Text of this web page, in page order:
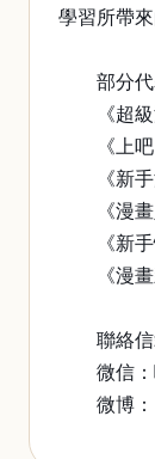
學習所帶來
部分代
《超級
《上吧
《新手
《漫畫
《新手
《漫畫
聯絡信
微信：
微博：